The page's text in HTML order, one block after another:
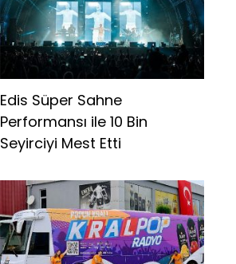
Edis Süper Sahne
Performansı ile 10 Bin
Seyirciyi Mest Etti